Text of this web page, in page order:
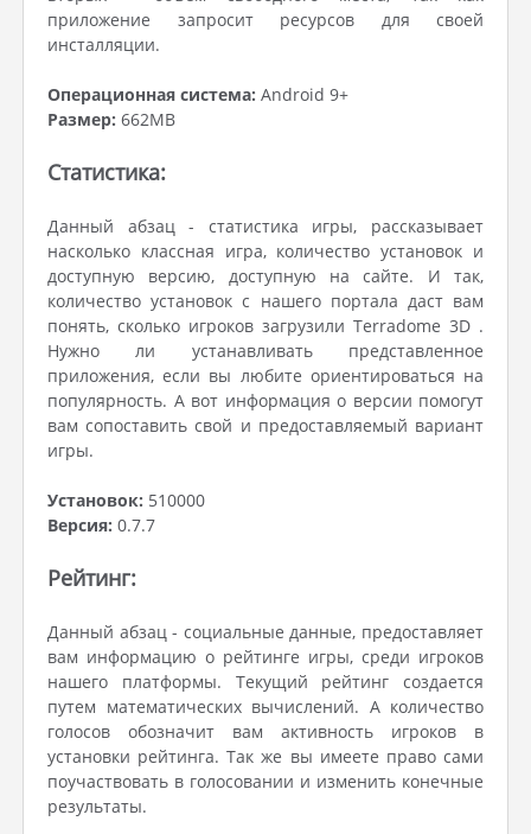
приложение запросит ресурсов для своей
инсталляции.
Операционная система: Android 9+
Размер: 662MB
Статистика:
Данный абзац - статистика игры, рассказывает
насколько классная игра, количество установок и
доступную версию, доступную на сайте. И так,
количество установок с нашего портала даст вам
понять, сколько игроков загрузили Terradome 3D .
Нужно ли устанавливать представленное
приложения, если вы любите ориентироваться на
популярность. А вот информация о версии помогут
вам сопоставить свой и предоставляемый вариант
игры.
Установок: 510000
Версия: 0.7.7
Рейтинг:
Данный абзац - социальные данные, предоставляет
вам информацию о рейтинге игры, среди игроков
нашего платформы. Текущий рейтинг создается
путем математических вычислений. А количество
голосов обозначит вам активность игроков в
установки рейтинга. Так же вы имеете право сами
поучаствовать в голосовании и изменить конечные
результаты.